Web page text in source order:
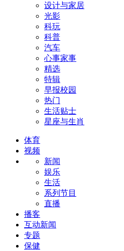
设计与家居
光影
科玩
科普
汽车
心事家事
精选
特辑
早报校园
热门
生活贴士
星座与生肖
体育
视频
新闻
娱乐
生活
系列节目
直播
播客
互动新闻
专题
保健